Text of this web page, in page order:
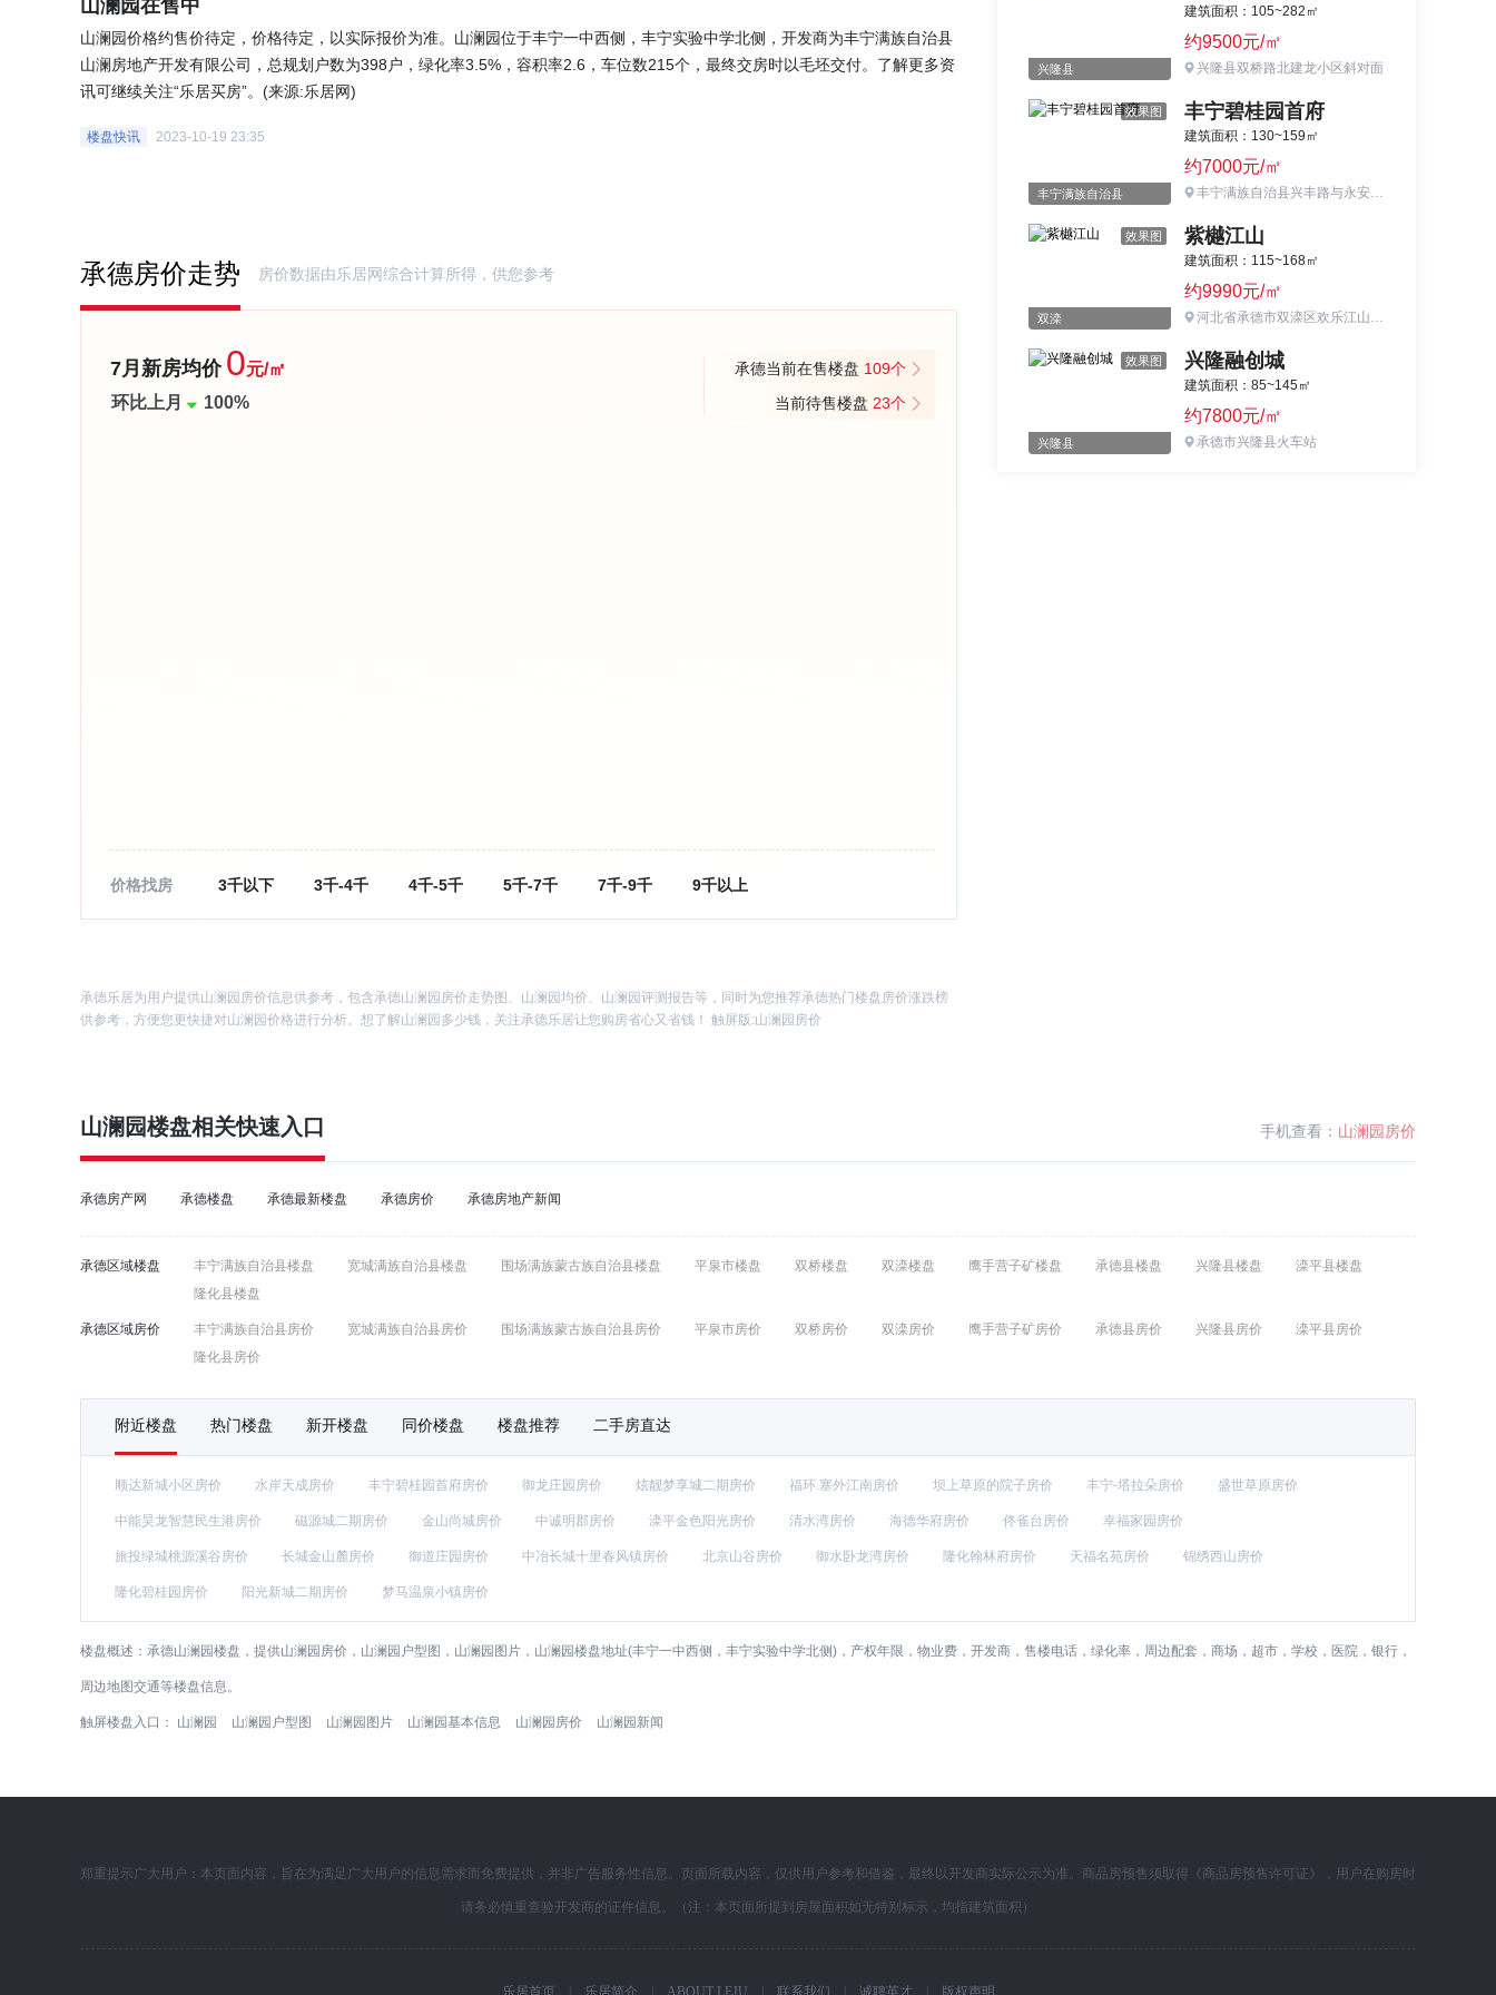
山澜园在售中
山澜园价格约售价待定，价格待定，以实际报价为准。山澜园位于丰宁一中西侧，丰宁实验中学北侧，开发商为丰宁满族自治县
山澜房地产开发有限公司，总规划户数为398户，绿化率3.5%，容积率2.6，车位数215个，最终交房时以毛坯交付。了解更多资
讯可继续关注“乐居买房”。(来源:乐居网)
楼盘快讯 2023-10-19 23:35
承德房价走势 房价数据由乐居网综合计算所得，供您参考
7月新房均价 0元/㎡
环比上月
100%
承德当前在售楼盘 109个
当前待售楼盘 23个
价格找房 3千以下 3千-4千 4千-5千 5千-7千 7千-9千 9千以上
承德乐居为用户提供山澜园房价信息供参考，包含承德山澜园房价走势图、山澜园均价、山澜园评测报告等，同时为您推荐承德热门楼盘房价涨跌榜
供参考，方便您更快捷对山澜园价格进行分析。想了解山澜园多少钱，关注承德乐居让您购房省心又省钱！ 触屏版:山澜园房价
兴隆县
建筑面积：105~282㎡
约9500元/㎡
兴隆县双桥路北建龙小区斜对面
效果图
丰宁满族自治县
丰宁碧桂园首府
建筑面积：130~159㎡
约7000元/㎡
丰宁满族自治县兴丰路与永安街交口（丰宁四中旁）
效果图
双滦
紫樾江山
建筑面积：115~168㎡
约9990元/㎡
河北省承德市双滦区欢乐江山四期西侧
效果图
兴隆县
兴隆融创城
建筑面积：85~145㎡
约7800元/㎡
承德市兴隆县火车站
山澜园楼盘相关快速入口 手机查看： 山澜园房价
承德房产网 承德楼盘 承德最新楼盘 承德房价 承德房地产新闻
承德区域楼盘 丰宁满族自治县楼盘 宽城满族自治县楼盘 围场满族蒙古族自治县楼盘 平泉市楼盘 双桥楼盘 双滦楼盘 鹰手营子矿楼盘 承德县楼盘 兴隆县楼盘
滦平县楼盘
隆化县楼盘
承德区域房价 丰宁满族自治县房价 宽城满族自治县房价 围场满族蒙古族自治县房价 平泉市房价 双桥房价 双滦房价 鹰手营子矿房价 承德县房价 兴隆县房价
滦平县房价
隆化县房价
附近楼盘 热门楼盘 新开楼盘 同价楼盘 楼盘推荐 二手房直达
顺达新城小区房价 水岸天成房价 丰宁碧桂园首府房价 御龙庄园房价 炫靓梦享城二期房价 福环.塞外江南房价 坝上草原的院子房价 丰宁-塔拉朵房价 盛世草原房价
中能昊龙智慧民生港房价 磁源城二期房价 金山尚城房价 中诚明郡房价 滦平金色阳光房价 清水湾房价 海德华府房价 佟雀台房价 幸福家园房价
旅投绿城桃源溪谷房价 长城金山麓房价 御道庄园房价 中冶长城十里春风镇房价 北京山谷房价 御水卧龙湾房价 隆化翰林府房价 天福名苑房价 锦绣西山房价
隆化碧桂园房价 阳光新城二期房价 梦马温泉小镇房价
楼盘概述： 承德山澜园楼盘，提供山澜园房价，山澜园户型图，山澜园图片，山澜园楼盘地址(丰宁一中西侧，丰宁实验中学北侧)，产权年限，物业费，开发商，售楼电话，绿化率，周边配套，商场，超市，学校，医院，银行，
周边地图交通等楼盘信息。
触屏楼盘入口： 山澜园 山澜园户型图 山澜园图片 山澜园基本信息 山澜园房价 山澜园新闻
郑重提示广大用户：本页面内容，旨在为满足广大用户的信息需求而免费提供，并非广告服务性信息。页面所载内容，仅供用户参考和借鉴，最终以开发商实际公示为准。商品房预售须取得《商品房预售许可证》，用户在购房时
请务必慎重查验开发商的证件信息。（注：本页面所提到房屋面积如无特别标示，均指建筑面积）
乐居首页 乐居简介 ABOUT LEJU 联系我们 诚聘英才 版权声明